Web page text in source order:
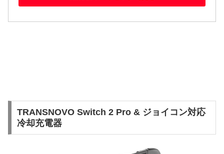
TRANSNOVO Switch 2 Pro & ジョイコン対応
冷却充電器